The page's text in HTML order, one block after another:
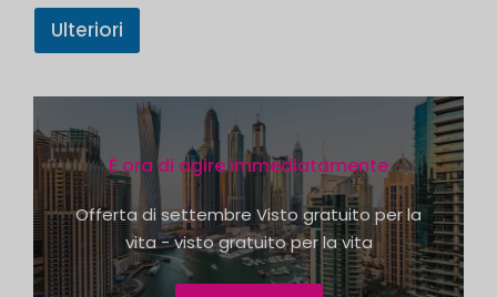
?
e
s
+
1
Ulteriori
È ora di agire immediatamente
Offerta di settembre Visto gratuito per la
vita - visto gratuito per la vita